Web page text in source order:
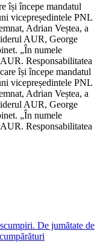
își începe mandatul
vicepreședintele PNL
Adrian Veștea, a
AUR, George
„În numele
Responsabilitatea
își începe mandatul
vicepreședintele PNL
Adrian Veștea, a
AUR, George
„În numele
Responsabilitatea
De jumătate de